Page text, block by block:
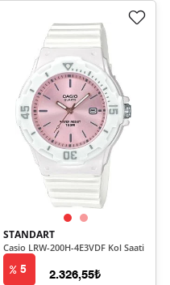
STANDART
Casio LRW-200H-4E3VDF Kol Saati
5 2.326,55₺